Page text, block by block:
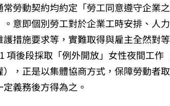
常勞動契約均約定「勞工同意遵守企業
。意即個別勞工對於企業工時安排、人
護措施要求等，實難取得與雇主全然對
項後段採取「例外開放」女性夜間工作
），正是以集體協商方式，保障勞動者
定義務後方得為之。